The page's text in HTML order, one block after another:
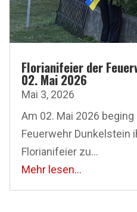
Florianifeier der
02. Mai 2026
Mai 3, 2026
Am 02. Mai 2026
Feuerwehr Dunkelstein
Florianifeier zu...
Mehr lesen...